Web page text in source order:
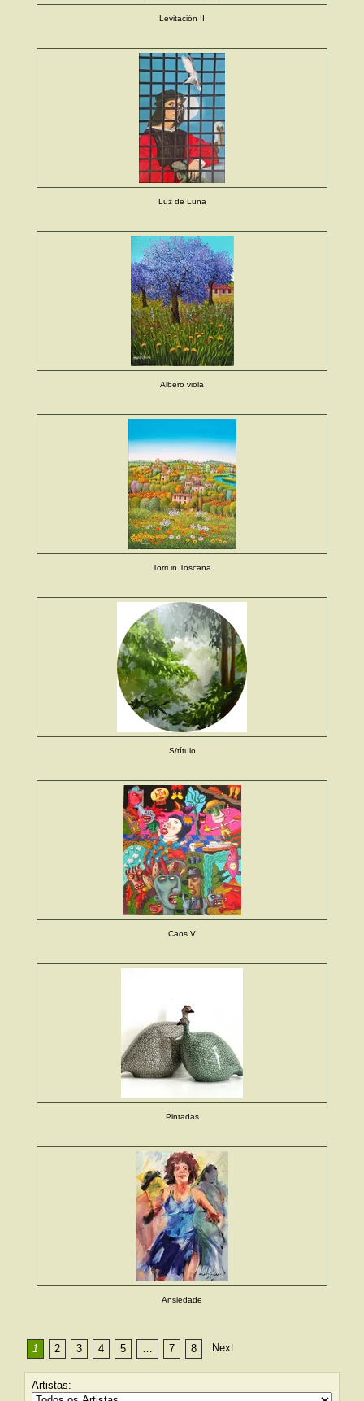
Levitación II
Luz de Luna
Albero viola
Torri in Toscana
S/título
Caos V
Pintadas
Ansiedade
1 2 3 4 5 … 7 8 Next
Artistas: